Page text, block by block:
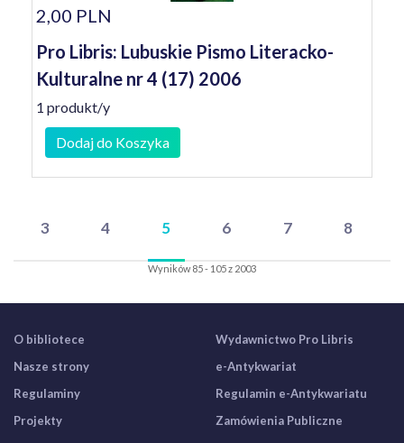
2,00 PLN
Pro Libris: Lubuskie Pismo Literacko-
Kulturalne nr 4 (17) 2006
1 produkt/y
Dodaj do Koszyka
3 4 5 6 7 8
Wyników 85 - 105 z 2003
O bibliotece
Nasze strony
Regulaminy
Projekty
Wydawnictwo Pro Libris
e-Antykwariat
Regulamin e-Antykwariatu
Zamówienia Publiczne